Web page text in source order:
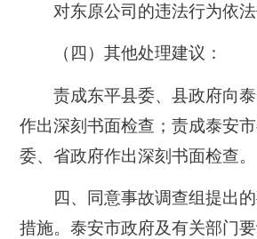
对东原公司的违法行为依法
（四）其他处理建议：
责成东平县委、县政府向泰
作出深刻书面检查；责成泰安
委、省政府作出深刻书面检查。
四、同意事故调查组提出的
措施。泰安市政府及有关部门